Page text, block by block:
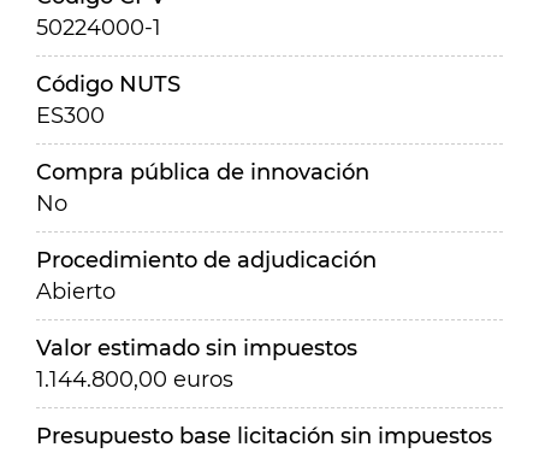
50224000-1
Código NUTS
ES300
Compra pública de innovación
No
Procedimiento de adjudicación
Abierto
Valor estimado sin impuestos
1.144.800,00 euros
Presupuesto base licitación sin impuestos